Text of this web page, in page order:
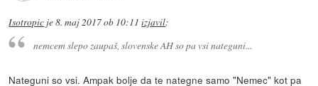
Isotropic je8. maj 2017 ob 10:11 izjavil:
nemcem slepo zaupaš, slovenske AH so pa vsi nateguni...
Nateguni so vsi. Ampak bolje da te nategne samo "Nemec" kot pa